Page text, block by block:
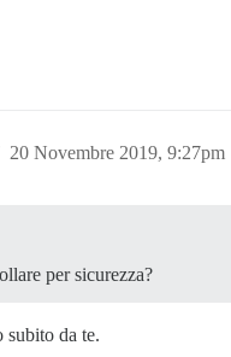
20 Novembre 2019, 9:27pm
per sicurezza?
subito da te.